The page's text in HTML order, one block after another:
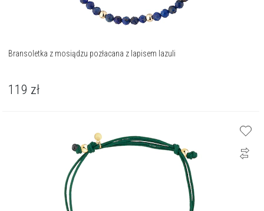
Bransoletka z mosiądzu pozłacana z lapisem lazuli
119 zł